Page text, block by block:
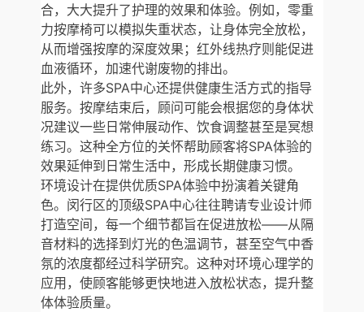
合，大大提升了护理的效果和体验。例如，零重
力按摩椅可以模拟失重状态，让身体完全放松，
从而增强按摩的深度效果；红外线热疗则能促进
血液循环，加速代谢废物的排出。
此外，许多SPA中心还提供健康生活方式的指导
服务。按摩结束后，顾问可能会根据您的身体状
况建议一些日常伸展动作、饮食调整甚至是冥想
练习。这种全方位的关怀帮助顾客将SPA体验的
效果延伸到日常生活中，形成长期健康习惯。
环境设计在提供优质SPA体验中扮演着关键角
色。闵行区的顶级SPA中心往往聘请专业设计师
打造空间，每一个细节都旨在促进放松——从隔
音材料的选择到灯光的色温调节，甚至空气中香
氛的浓度都经过科学研究。这种对环境心理学的
应用，使顾客能够更快地进入放松状态，提升整
体体验质量。